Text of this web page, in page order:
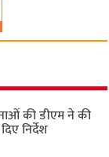
की डीएम ने की
निर्देश